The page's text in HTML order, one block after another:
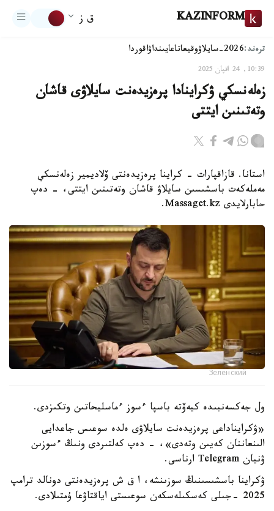
KAZINFORM ق ز
ترەند:2026-سايلاۋ وقيعاتاعايىنداۋاقوردا
10:39, 24 اقپان 2025
زەلەنسكي ۋكراينادا پرەزيدەنت سايلاۋى قاشان
وتەتىنىن ايتتى
استانا. قازاقپارات - كراينا پرەزيدەنتى ۆلاديمير زەلەنسكي
مەملەكەت باسشىسىن سايلاۋ قاشان وتەتىنىن ايتتى، - دەپ
حابارلايدى Massaget.kz.
Зеленский
ول جەكسەنبىدە كيەۆتە باسپا ءسوز ءماسليحاتىن وتكىزدى.
«ۋكرايناداعى پرەزيدەنت سايلاۋى ەلدە سوعىس جاعدايى
الىنعاننان كەيىن وتەدى»، - دەپ كەلتىردى ونىڭ ءسوزىن
ۋنيان Telegram ارناسى.
ۋكراينا باسشىسىنىڭ سوزىنشە، ا ق ش پرەزيدەنتى دونالد ترامپ
2025 -جىلى كەسكىلەسكەن سوعىستى اياقتاۋعا ۇمتىلادى.